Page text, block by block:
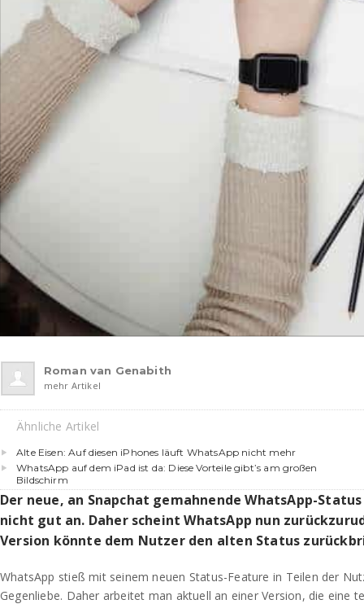
Roman van Genabith
mehr Artikel
Ähnliche Artikel
Alte Eisen: Auf diesen iPhones läuft WhatsApp nicht mehr
WhatsApp auf dem iPad ist da: Diese Vorteile gibt’s am großen
Bildschirm
Der neue, an Snapchat gemahnende WhatsApp-
nicht gut an. Daher scheint WhatsApp nun
Version könnte dem Nutzer den alten Status
WhatsApp stieß mit seinem neuen Status-Feature in Teilen der
Gegenliebe. Daher arbeitet man aktuell an einer Version, die eine